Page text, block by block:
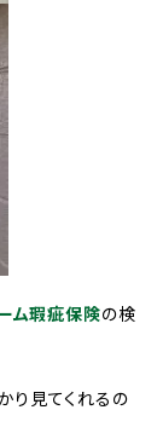
ム瑕疵保険の検
り見てくれるの